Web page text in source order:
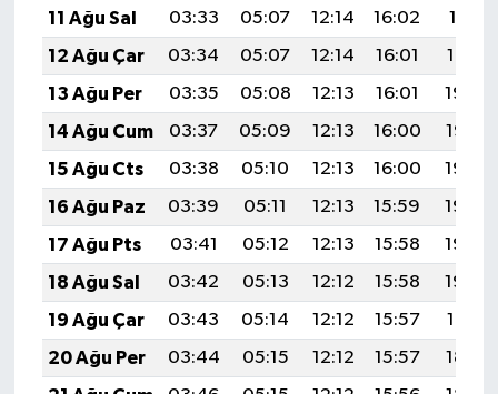
11 Ağu Sal
03:33 05:07 12:14 16:02
19:11
12 Ağu Çar
03:34 05:07 12:14 16:01
19:10
13 Ağu Per
03:35 05:08 12:13 16:01
19:08
14 Ağu Cum
03:37 05:09 12:13 16:00
19:07
15 Ağu Cts
03:38 05:10 12:13 16:00
19:06
16 Ağu Paz
03:39 05:11 12:13 15:59
19:05
17 Ağu Pts
03:41 05:12 12:13 15:58
19:03
18 Ağu Sal
03:42 05:13 12:12 15:58
19:02
19 Ağu Çar
03:43 05:14 12:12 15:57
19:01
20 Ağu Per
03:44 05:15 12:12 15:57
18:59